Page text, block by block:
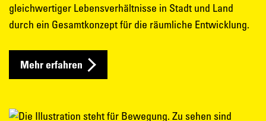
gleichwertiger Lebensverhältnisse in Stadt und Land
durch ein Gesamtkonzept für die räumliche Entwicklung.
Mehr erfahren